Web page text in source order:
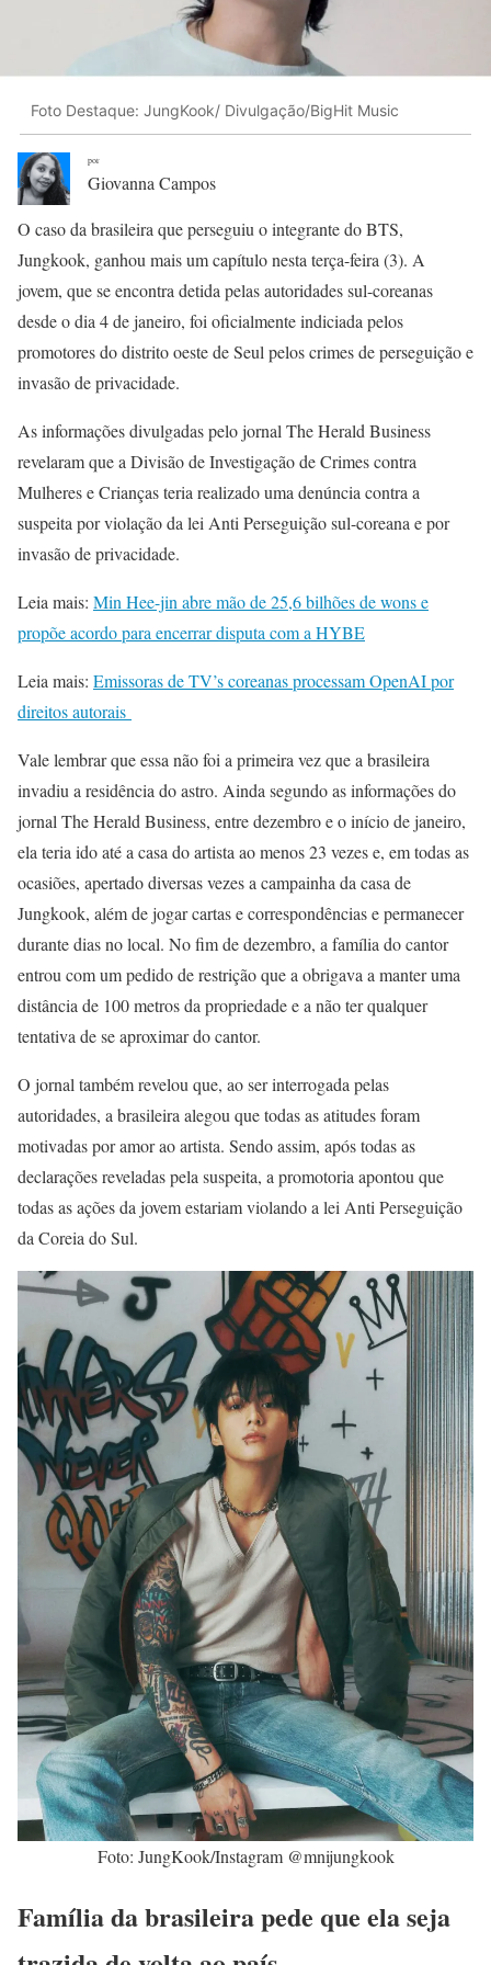
Foto Destaque: JungKook/ Divulgação/BigHit Music
por
Giovanna Campos
O caso da brasileira que perseguiu o integrante do BTS,
Jungkook, ganhou mais um capítulo nesta terça-feira (3). A
jovem, que se encontra detida pelas autoridades sul-coreanas
desde o dia 4 de janeiro, foi oficialmente indiciada pelos
promotores do distrito oeste de Seul pelos crimes de perseguição e
invasão de privacidade.
As informações divulgadas pelo jornal The Herald Business
revelaram que a Divisão de Investigação de Crimes contra
Mulheres e Crianças teria realizado uma denúncia contra a
suspeita por violação da lei Anti Perseguição sul-coreana e por
invasão de privacidade.
Leia mais: Min Hee-jin abre mão de 25,6 bilhões de wons e
propõe acordo para encerrar disputa com a HYBE
Leia mais: Emissoras de TV’s coreanas processam OpenAI por
direitos autorais
Vale lembrar que essa não foi a primeira vez que a brasileira
invadiu a residência do astro. Ainda segundo as informações do
jornal The Herald Business, entre dezembro e o início de janeiro,
ela teria ido até a casa do artista ao menos 23 vezes e, em todas as
ocasiões, apertado diversas vezes a campainha da casa de
Jungkook, além de jogar cartas e correspondências e permanecer
durante dias no local. No fim de dezembro, a família do cantor
entrou com um pedido de restrição que a obrigava a manter uma
distância de 100 metros da propriedade e a não ter qualquer
tentativa de se aproximar do cantor.
O jornal também revelou que, ao ser interrogada pelas
autoridades, a brasileira alegou que todas as atitudes foram
motivadas por amor ao artista. Sendo assim, após todas as
declarações reveladas pela suspeita, a promotoria apontou que
todas as ações da jovem estariam violando a lei Anti Perseguição
da Coreia do Sul.
Foto: JungKook/Instagram @mnijungkook
Família da brasileira pede que ela seja